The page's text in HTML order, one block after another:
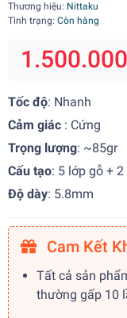
Thương hiệu: Nittaku
Tình trạng: Còn hàng
Tốc độ: Nhanh
Cảm giác : Cứng
Trọng lượng: ~85gr
Cấu tạo: 5 lớp gỗ +
Độ dày: 5.8mm
Cam Kết
Tất cả sản
thường gấp 10